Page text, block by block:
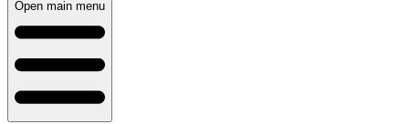
Open main menu